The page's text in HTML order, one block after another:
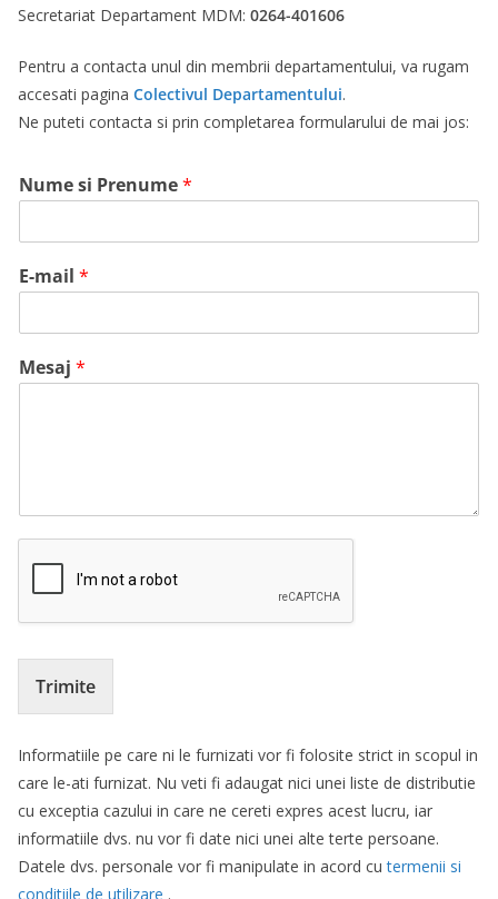
Secretariat Departament MDM: 0264-401606
Pentru a contacta unul din membrii departamentului, va rugam
accesati pagina Colectivul Departamentului.
Ne puteti contacta si prin completarea formularului de mai jos:
Nume si Prenume*
E-mail *
Mesaj *
Trimite
Informatiile pe care ni le furnizati vor fi folosite strict in scopul in
care le-ati furnizat. Nu veti fi adaugat nici unei liste de distributie
cu exceptia cazului in care ne cereti expres acest lucru, iar
informatiile dvs. nu vor fi date nici unei alte terte persoane.
Datele dvs. personale vor fi manipulate in acord cutermenii si
conditiile de utilizare .